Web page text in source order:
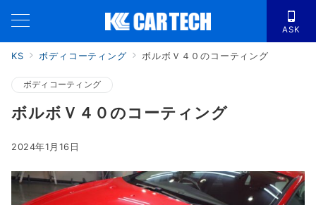
ASK
KS ボディコーティング ボルボＶ４０のコーティング
ボディコーティング
ボルボＶ４０のコーティング
2024年1月16日